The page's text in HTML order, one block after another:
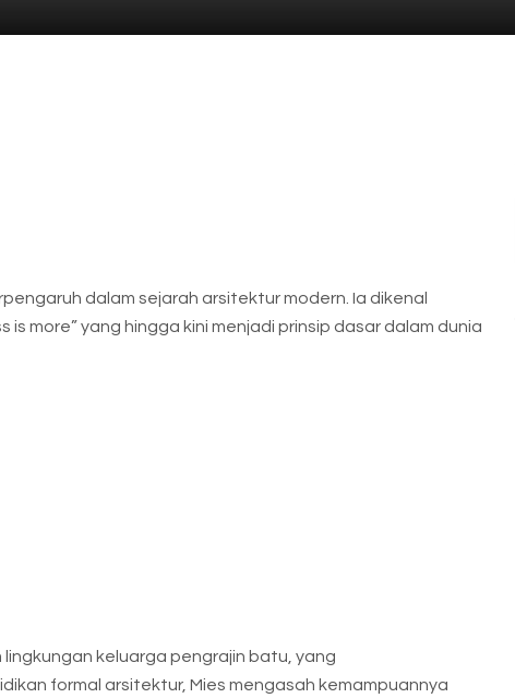
dalam sejarah arsitektur modern. Ia dikenal
more” yang hingga kini menjadi prinsip dasar dalam dunia
lingkungan keluarga pengrajin batu, yang
formal arsitektur, Mies mengasah kemampuannya